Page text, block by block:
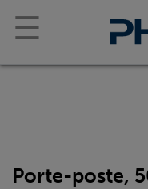
☰
Porte-poste,